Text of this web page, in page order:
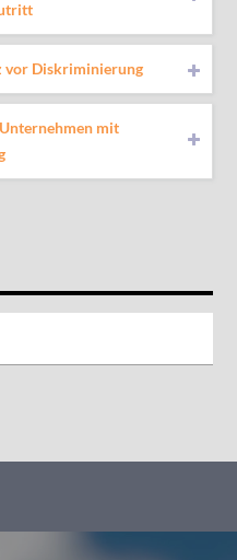
vor Diskriminierung
mit